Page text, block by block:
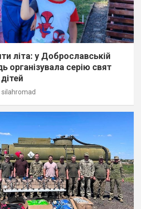
літа: у Доброславській
організувала серію свят
silahromad